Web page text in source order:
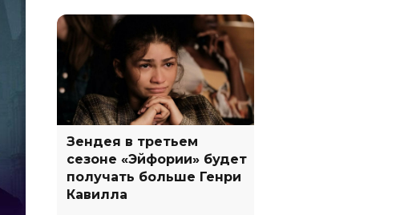
Зендея в третьем
сезоне «Эйфории» будет
получать больше Генри
Кавилла